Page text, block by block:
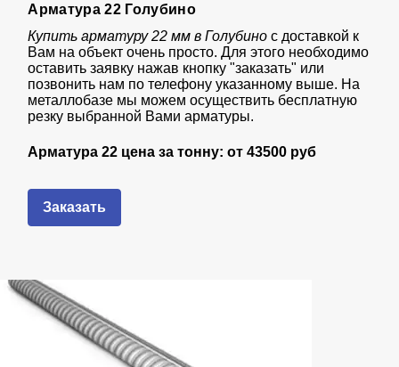
Арматура 22 Голубино
Купить арматуру 22 мм в Голубинос доставкой к
Вам на объект очень просто. Для этого необходимо
оставить заявку нажав кнопку "заказать" или
позвонить нам по телефону указанному выше. На
металлобазе мы можем осуществить бесплатную
резку выбранной Вами арматуры.
Арматура 22 цена за тонну: от43500 руб
Заказать